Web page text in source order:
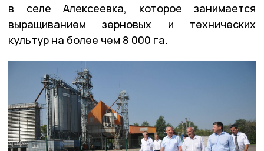
в селе Алексеевка, которое занимается
выращиванием зерновых и технических
культур на более чем 8 000 га.